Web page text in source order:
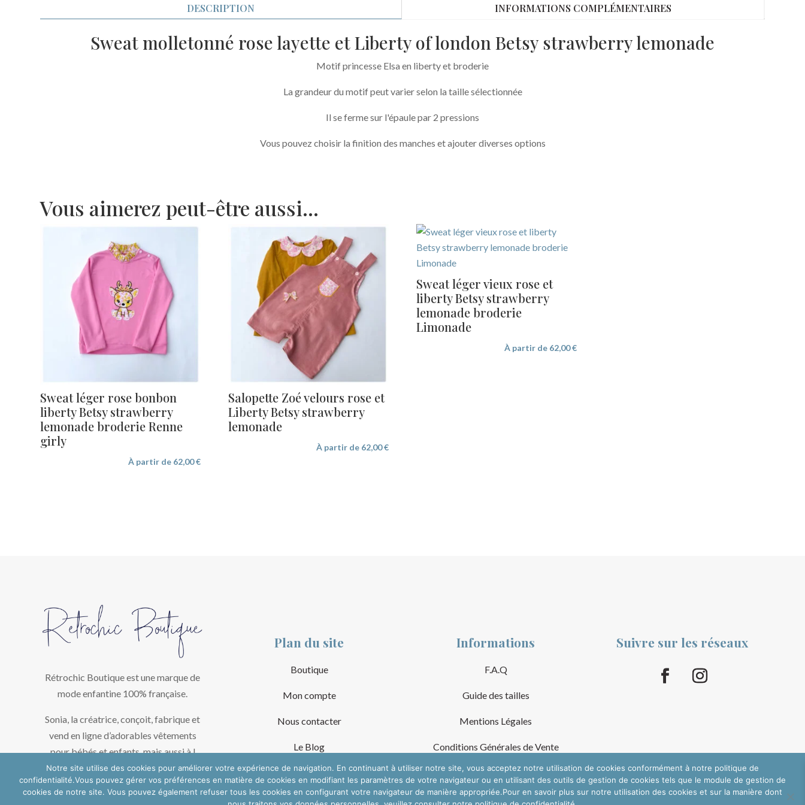
liberty
Betsy
lemonade
broderie
DESCRIPTION INFORMATIONS COMPLÉMENTAIRES
Sweat molletonné rose layette et Liberty of london Betsy strawberry lemonade
Motif princesse Elsa en liberty et broderie
La grandeur du motif peut varier selon la taille sélectionnée
Il se ferme sur l'épaule par 2 pressions
Vous pouvez choisir la finition des manches et ajouter diverses options
Vous aimerez peut-être aussi…
Sweat léger rose bonbon
liberty Betsy strawberry
lemonade broderie Renne
girly
À partir de 62,00€
Salopette Zoé velours rose et
Liberty Betsy strawberry
lemonade
À partir de 62,00€
Sweat léger vieux rose et
liberty Betsy strawberry
lemonade broderie
Limonade
À partir de 62,00€
Rétrochic Boutique est une marque de
mode enfantine 100% française.
Sonia, la créatrice, conçoit, fabrique et
vend en ligne d’adorables vêtements
pour bébés et enfants, mais aussi à l
occasion pour les parents. Des pièces
uniques créées avec amour dans son
atelier de la région bordelaise.
Plan du site
Boutique
Mon compte
Nous contacter
Le Blog
Informations
F.A.Q
Guide des tailles
Mentions Légales
Conditions Générales de Vente
Suivre sur les réseaux
Notre site utilise des cookies pour améliorer votre expérience de navigation. En continuant à utiliser notre site, vous acceptez notre utilisation de cookies conformément à notre politique de
confidentialité.Vous pouvez gérer vos préférences en matière de cookies en modifiant les paramètres de votre navigateur ou en utilisant des outils de gestion de cookies tels que le module de gestion de
cookies de notre site. Vous pouvez également refuser tous les cookies en configurant votre navigateur de manière appropriée.Pour en savoir plus sur notre utilisation des cookies et sur la manière dont